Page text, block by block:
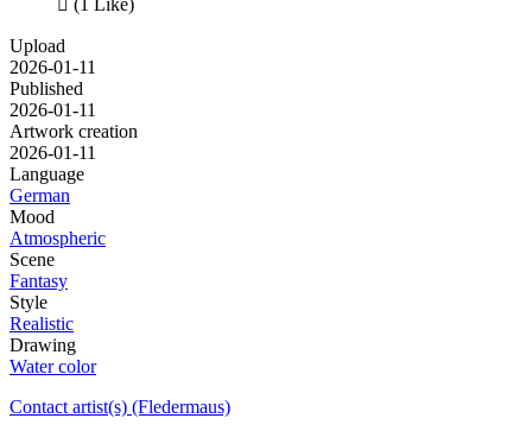
 (1 Like)
Upload
2026-01-11
Published
2026-01-11
Artwork creation
2026-01-11
Language
German
Mood
Atmospheric
Scene
Fantasy
Style
Realistic
Drawing
Water color
Contact artist(s) (Fledermaus)